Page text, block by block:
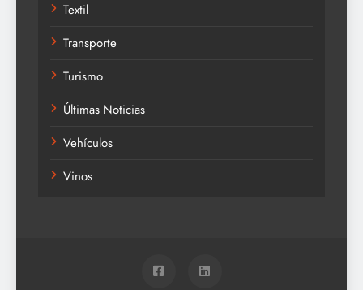
Textil
Transporte
Turismo
Últimas Noticias
Vehículos
Vinos